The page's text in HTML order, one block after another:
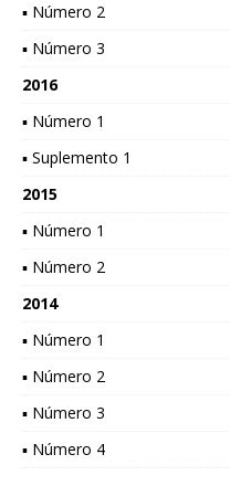
▪ Número 2
▪ Número 3
2016
▪ Número 1
▪ Suplemento 1
2015
▪ Número 1
▪ Número 2
2014
▪ Número 1
▪ Número 2
▪ Número 3
▪ Número 4